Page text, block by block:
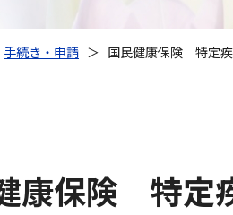
手続き・申請 ＞ 国民健康保険 特定
康保険 特定